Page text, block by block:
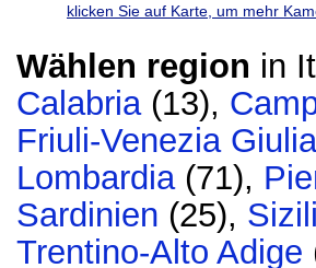
klicken Sie auf Karte, um mehr
Wählen region in
Calabria(13),
Friuli-Venezia Giulia
Lombardia(71),
Sardinien (25),
Trentino-Alto Adige